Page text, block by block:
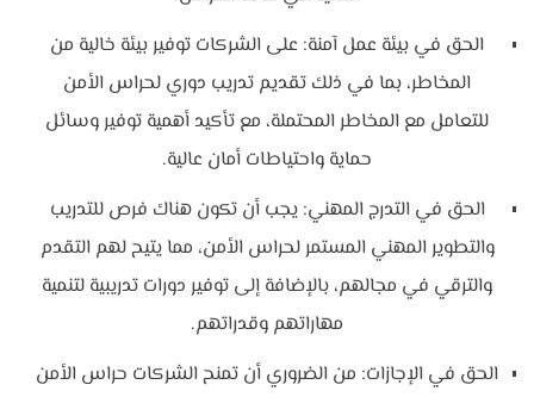
الحق في بيئة عمل آمنة: على الشركات توفير بيئة خالية من
المخاطر، بما في ذلك تقديم تدريب دوري لحراس الأمن
للتعامل مع المخاطر المحتملة، مع تأكيد أهمية توفير وسائل
حماية واحتياطات أمان عالية.
الحق في التدرج المهني: يجب أن تكون هناك فرص للتدريب
والتطوير المهني المستمر لحراس الأمن، مما يتيح لهم التقدم
والترقي في مجالهم، بالإضافة إلى توفير دورات تدريبية لتنمية
مهاراتهم وقدراتهم.
الحق في الإجازات: من الضروري أن تمنح الشركات حراس الأمن